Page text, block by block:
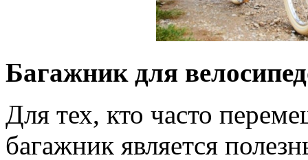
Багажник для
Для тех, кто часто
багажник является